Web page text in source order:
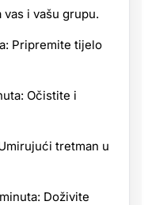
vas i vašu grupu.
Pripremite tijelo
Očistite i
tretman u
Doživite